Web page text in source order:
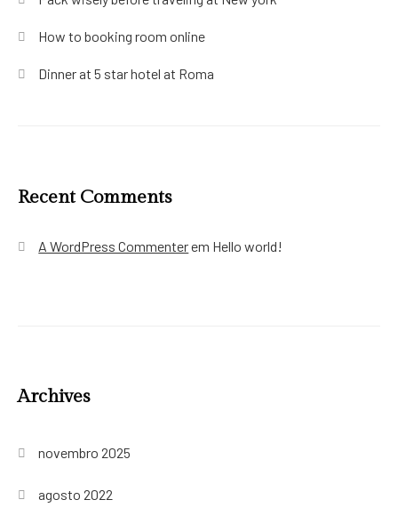
How to booking room online
Dinner at 5 star hotel at Roma
Recent Comments
A WordPress Commenterem Hello world!
Archives
novembro 2025
agosto 2022